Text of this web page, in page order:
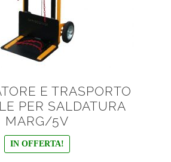
E TRASPORTO
PER SALDATURA
MARG/5V
IN OFFERTA!